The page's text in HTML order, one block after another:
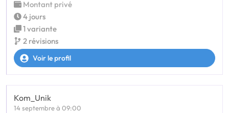
Montant privé
4 jours
1 variante
2 révisions
Voir le profil
Kom_Unik
14 septembre à 09:00